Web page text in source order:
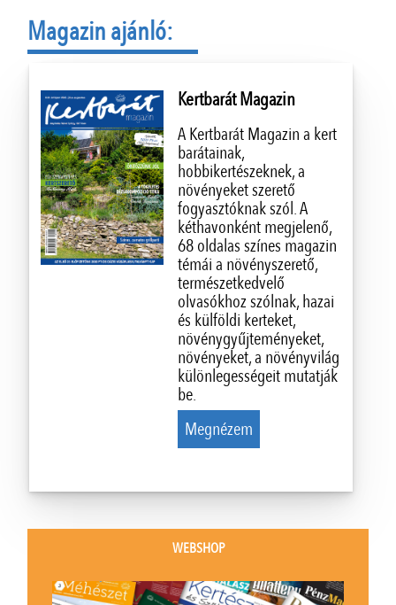
Magazin ajánló:
Kertbarát Magazin
A Kertbarát Magazin a kert
barátainak,
hobbikertészeknek, a
növényeket szerető
fogyasztóknak szól. A
kéthavonként megjelenő,
68 oldalas színes magazin
témái a növényszerető,
természetkedvelő
olvasókhoz szólnak, hazai
és külföldi kerteket,
növénygyűjteményeket,
növényeket, a növényvilág
különlegességeit mutatják
be.
Megnézem
WEBSHOP